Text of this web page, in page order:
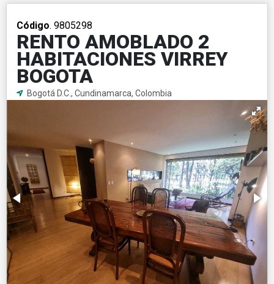
Código. 9805298
RENTO AMOBLADO 2
HABITACIONES VIRREY
BOGOTA
Bogotá D.C., Cundinamarca, Colombia